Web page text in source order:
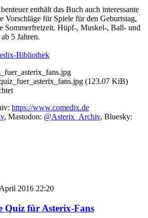
enthält das Buch auch interessante
Vorschläge für Spiele für den Geburtstag,
Sommerfreizeit. Hüpf-, Muskel-, Ball- und
5 Jahren.
Bibliothek
(123.07 KiB)
https://www.comedix.de
, Mastodon: @Asterix_Archiv, Bluesky:
2016 22:20
Quiz für Asterix-Fans